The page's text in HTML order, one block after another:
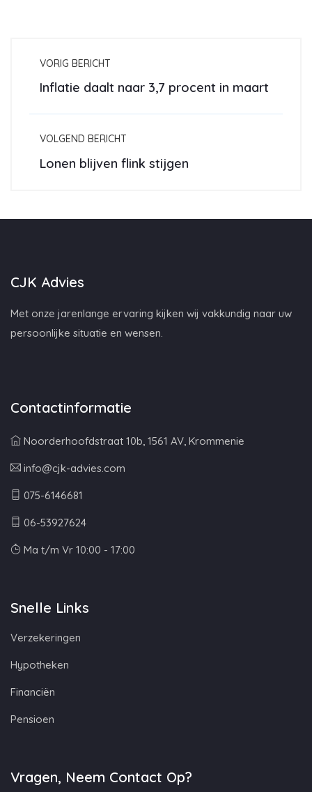
VORIG BERICHT
Inflatie daalt naar 3,7 procent in maart
VOLGEND BERICHT
Lonen blijven flink stijgen
CJK Advies
Met onze jarenlange ervaring kijken wij vakkundig naar uw
persoonlijke situatie en wensen.
Contactinformatie
Noorderhoofdstraat 10b, 1561 AV, Krommenie
info@cjk-advies.com
075-6146681
06-53927624
Ma t/m Vr 10:00 - 17:00
Snelle Links
Verzekeringen
Hypotheken
Financiën
Pensioen
Vragen, Neem Contact Op?